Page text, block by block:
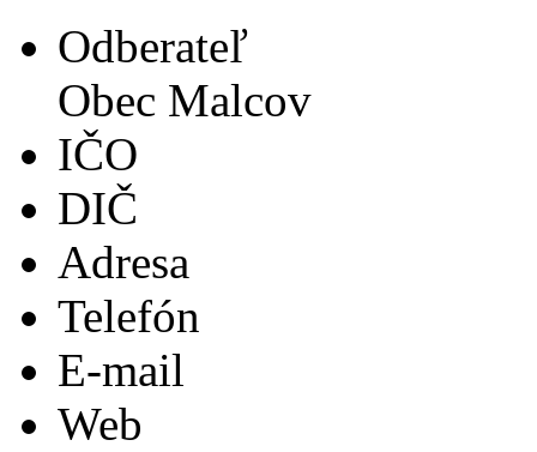
Odberateľ
Obec Malcov
IČO
DIČ
Adresa
Telefón
E-mail
Web